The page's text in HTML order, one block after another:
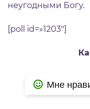
неугодными Богу.
[poll id=»1203″]
Мне